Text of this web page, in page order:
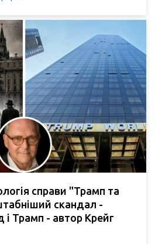
справи "Трамп та
скандал -
і Трамп - автор Крейг